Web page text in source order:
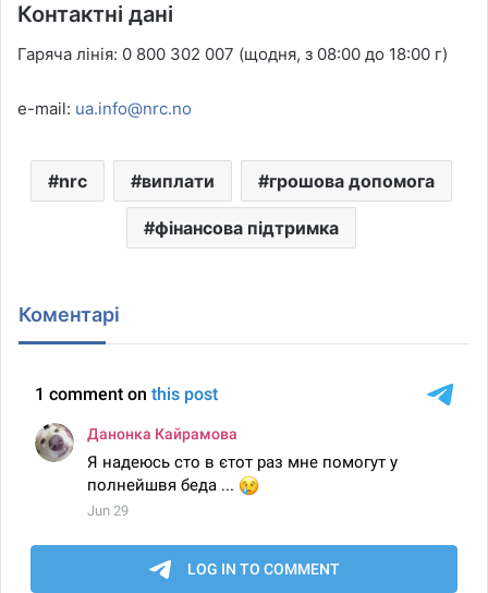
Контактні дані
Гаряча лінія: 0 800 302 007 (щодня, з 08:00 до 18:00 г)
e-mail: ua.info@nrc.no
nrc виплати грошова допомога
фінансова підтримка
Коментарі